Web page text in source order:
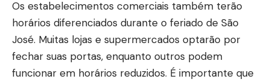
Os estabelecimentos comerciais também terão
horários diferenciados durante o feriado de São
José. Muitas lojas e supermercados optarão por
fechar suas portas, enquanto outros podem
funcionar em horários reduzidos. É importante que